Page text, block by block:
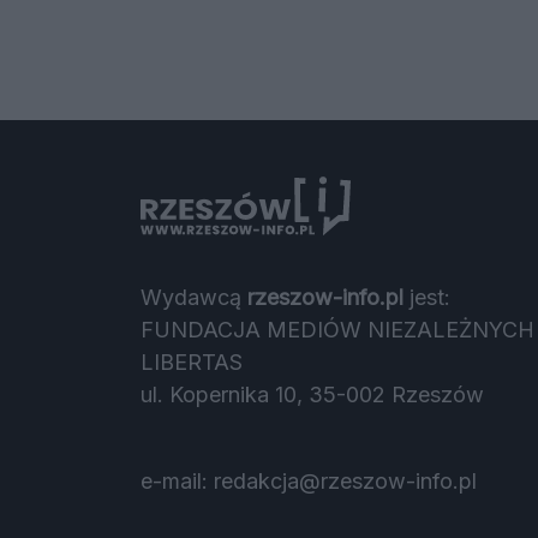
Wydawcą rzeszow-info.pl jest:
FUNDACJA MEDIÓW NIEZALEŻNYCH
LIBERTAS
ul. Kopernika 10, 35-002 Rzeszów
e-mail: redakcja@rzeszow-info.pl